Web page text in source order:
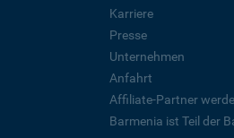
Karriere
Presse
Unternehmen
Anfahrt
Affiliate-Partner
Barmenia ist Teil der